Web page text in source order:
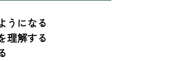
うになる
理解する